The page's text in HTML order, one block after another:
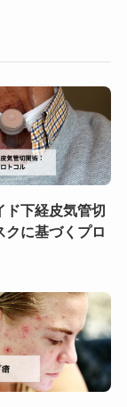
ド下経皮気管切
クに基づくプロ